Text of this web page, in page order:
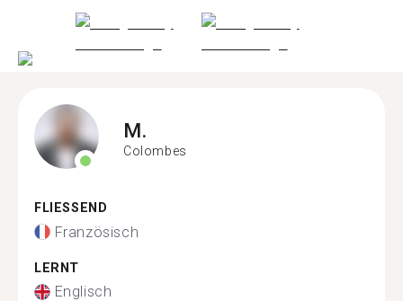
M.
Colombes
FLIESSEND
Französisch
LERNT
Englisch